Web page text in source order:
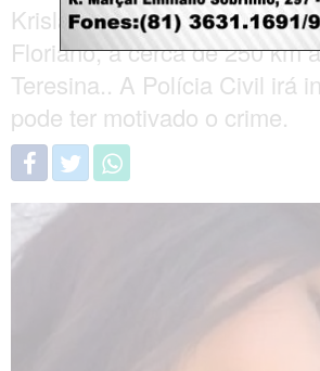
Krislânia Bispo Pereira, foi
Floriano, a cerca de 250 km
Teresina.. A Polícia Civil irá
pode ter motivado o crime.